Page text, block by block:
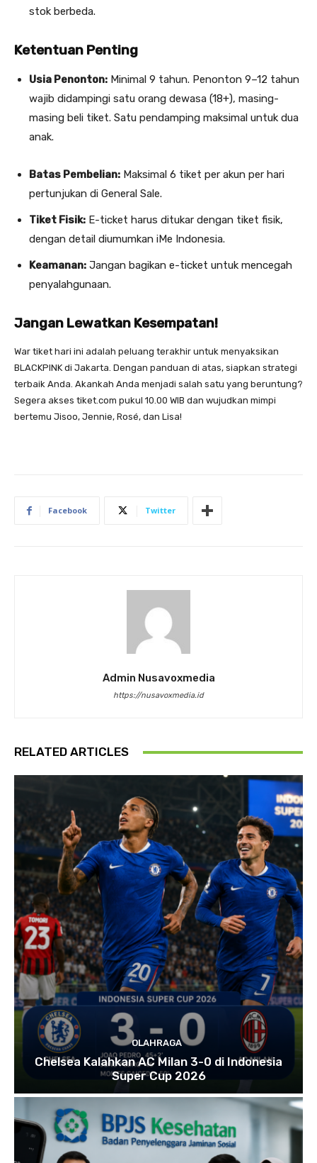
stok berbeda.
Ketentuan Penting
Usia Penonton: Minimal 9 tahun. Penonton 9–12 tahun
wajib didampingi satu orang dewasa (18+), masing-
masing beli tiket. Satu pendamping maksimal untuk dua
anak.
Batas Pembelian: Maksimal 6 tiket per akun per hari
pertunjukan di General Sale.
Tiket Fisik: E-ticket harus ditukar dengan tiket fisik,
dengan detail diumumkan iMe Indonesia.
Keamanan: Jangan bagikan e-ticket untuk mencegah
penyalahgunaan.
Jangan Lewatkan Kesempatan!
War tiket hari ini adalah peluang terakhir untuk menyaksikan
BLACKPINK di Jakarta. Dengan panduan di atas, siapkan strategi
terbaik Anda. Akankah Anda menjadi salah satu yang beruntung?
Segera akses tiket.com pukul 10.00 WIB dan wujudkan mimpi
bertemu Jisoo, Jennie, Rosé, dan Lisa!
Facebook Twitter
Admin Nusavoxmedia
https://nusavoxmedia.id
RELATED ARTICLES
OLAHRAGA
Chelsea Kalahkan AC Milan 3-0 di Indonesia
Super Cup 2026